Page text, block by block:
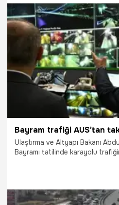
Büyük İstanbul Otogarı'nda da
kara yolunun bağlantı
olarak adlandırılan Kırıkkale'de
ediyor. İşte yollarda son durum...
29.03.2025 Gündem
Ulaştırma ve Altyapı Bakanı
Bayramı tatilinde karayolu
belirtti.